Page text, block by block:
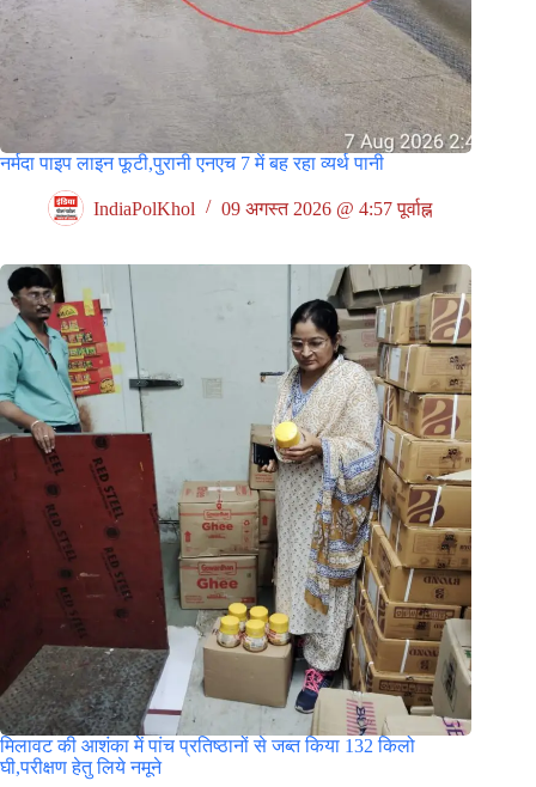
नर्मदा पाइप लाइन फूटी,पुरानी एनएच 7 में बह रहा व्यर्थ पानी
IndiaPolKhol 09 अगस्त 2026 @ 4:57 पूर्वाह्न
मिलावट की आशंका में पांच प्रतिष्ठानों से जब्त किया 132 किलो
घी,परीक्षण हेतु लिये नमूने